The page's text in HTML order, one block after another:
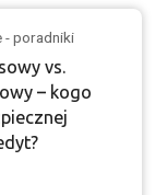
- poradniki
vs.
– kogo